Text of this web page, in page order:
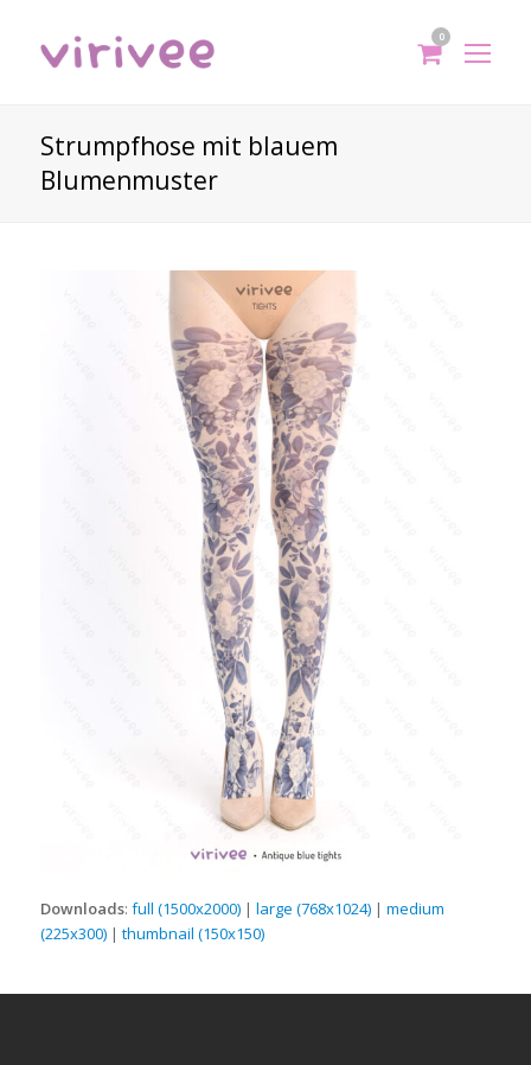
0
Strumpfhose mit blauem
Blumenmuster
Downloads: full (1500x2000)| large (768x1024)| medium
(225x300)| thumbnail (150x150)